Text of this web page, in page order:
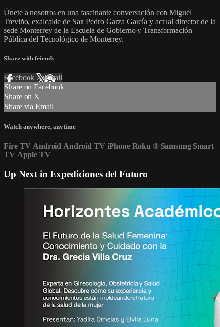
Únete a nosotros en una fascinante conversación con Miguel
Treviño, exalcalde de San Pedro Garza García y actual director de la
sede Monterrey de la Escuela de Gobierno y Transformación
Pública del Tecnológico de Monterrey.
Share with friends
Facebook XEmail
Share on Facebook
Share on X
Share via Email
Watch anywhere, anytime
Fire TV Android Android TV iPhone Roku ® Samsung Smart
TV Apple TV
Up Next in Expediciones del Futuro